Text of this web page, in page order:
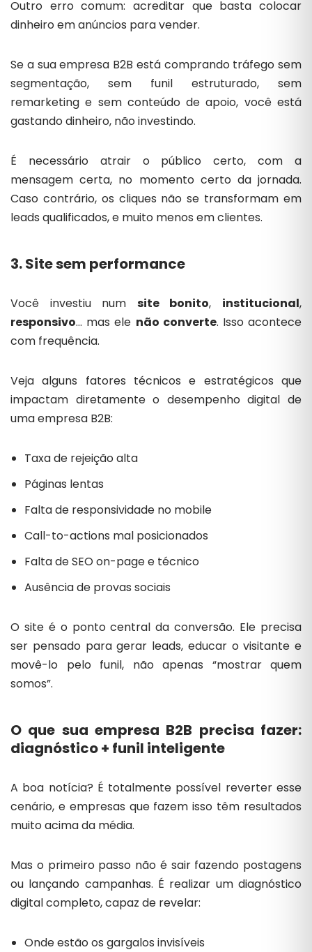
Outro erro comum: acreditar que basta colocar
dinheiro em anúncios para vender.
Se a sua empresa B2B está comprando tráfego sem
segmentação, sem funil estruturado, sem
remarketing e sem conteúdo de apoio, você está
gastando dinheiro, não investindo.
É necessário atrair o público certo, com a
mensagem certa, no momento certo da jornada.
Caso contrário, os cliques não se transformam em
leads qualificados, e muito menos em clientes.
3. Site sem performance
Você investiu num site bonito, institucional,
responsivo… mas ele não converte. Isso acontece
com frequência.
Veja alguns fatores técnicos e estratégicos que
impactam diretamente o desempenho digital de
uma empresa B2B:
Taxa de rejeição alta
Páginas lentas
Falta de responsividade no mobile
Call-to-actions mal posicionados
Falta de SEO on-page e técnico
Ausência de provas sociais
O site é o ponto central da conversão. Ele precisa
ser pensado para gerar leads, educar o visitante e
movê-lo pelo funil, não apenas “mostrar quem
somos”.
O que sua empresa B2B precisa fazer:
diagnóstico + funil inteligente
A boa notícia? É totalmente possível reverter esse
cenário, e empresas que fazem isso têm resultados
muito acima da média.
Mas o primeiro passo não é sair fazendo postagens
ou lançando campanhas. É realizar um diagnóstico
digital completo, capaz de revelar:
Onde estão os gargalos invisíveis